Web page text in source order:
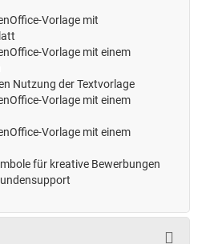
Vorlage mit
Vorlage mit einem
Nutzung der Textvorlage
Vorlage mit einem
Vorlage mit einem
für kreative Bewerbungen